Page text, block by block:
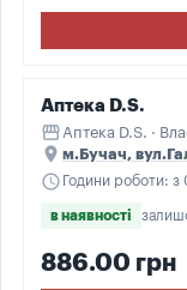
Аптека D.S.
storefront Аптека D.S. ·
place м.Бучач,
schedule Години роботи:
в наявності
886.00 грн